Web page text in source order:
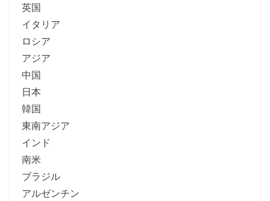
英国
イタリア
ロシア
アジア
中国
日本
韓国
東南アジア
インド
南米
ブラジル
アルゼンチン